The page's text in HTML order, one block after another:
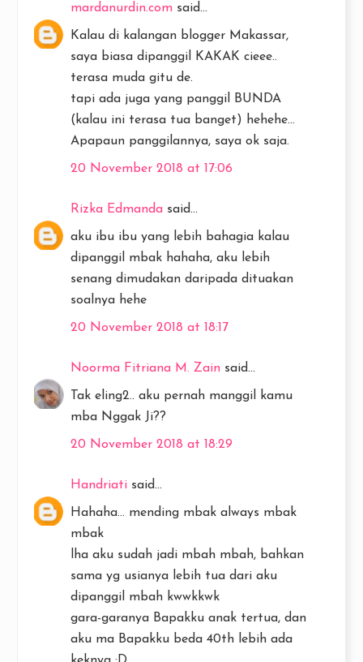
mardanurdin.com said...
Kalau di kalangan blogger Makassar,
saya biasa dipanggil KAKAK cieee..
terasa muda gitu de.
tapi ada juga yang panggil BUNDA
(kalau ini terasa tua banget) hehehe...
Apapaun panggilannya, saya ok saja.
20 November 2018 at 17:06
Rizka Edmanda said...
aku ibu ibu yang lebih bahagia kalau
dipanggil mbak hahaha, aku lebih
senang dimudakan daripada dituakan
soalnya hehe
20 November 2018 at 18:17
Noorma Fitriana M. Zain said...
Tak eling2.. aku pernah manggil kamu
mba Nggak Ji??
20 November 2018 at 18:29
Handriati said...
Hahaha... mending mbak always mbak
mbak
lha aku sudah jadi mbah mbah, bahkan
sama yg usianya lebih tua dari aku
dipanggil mbah kwwkkwk
gara-garanya Bapakku anak tertua, dan
aku ma Bapakku beda 40th lebih ada